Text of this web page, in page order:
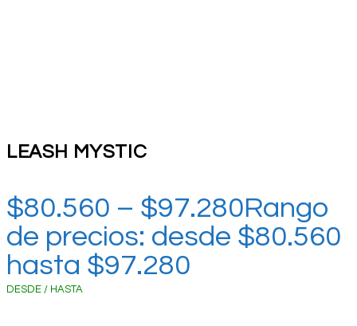
LEASH MYSTIC
$80.560 – $97.280Rango
de precios: desde $80.560
hasta $97.280
DESDE / HASTA